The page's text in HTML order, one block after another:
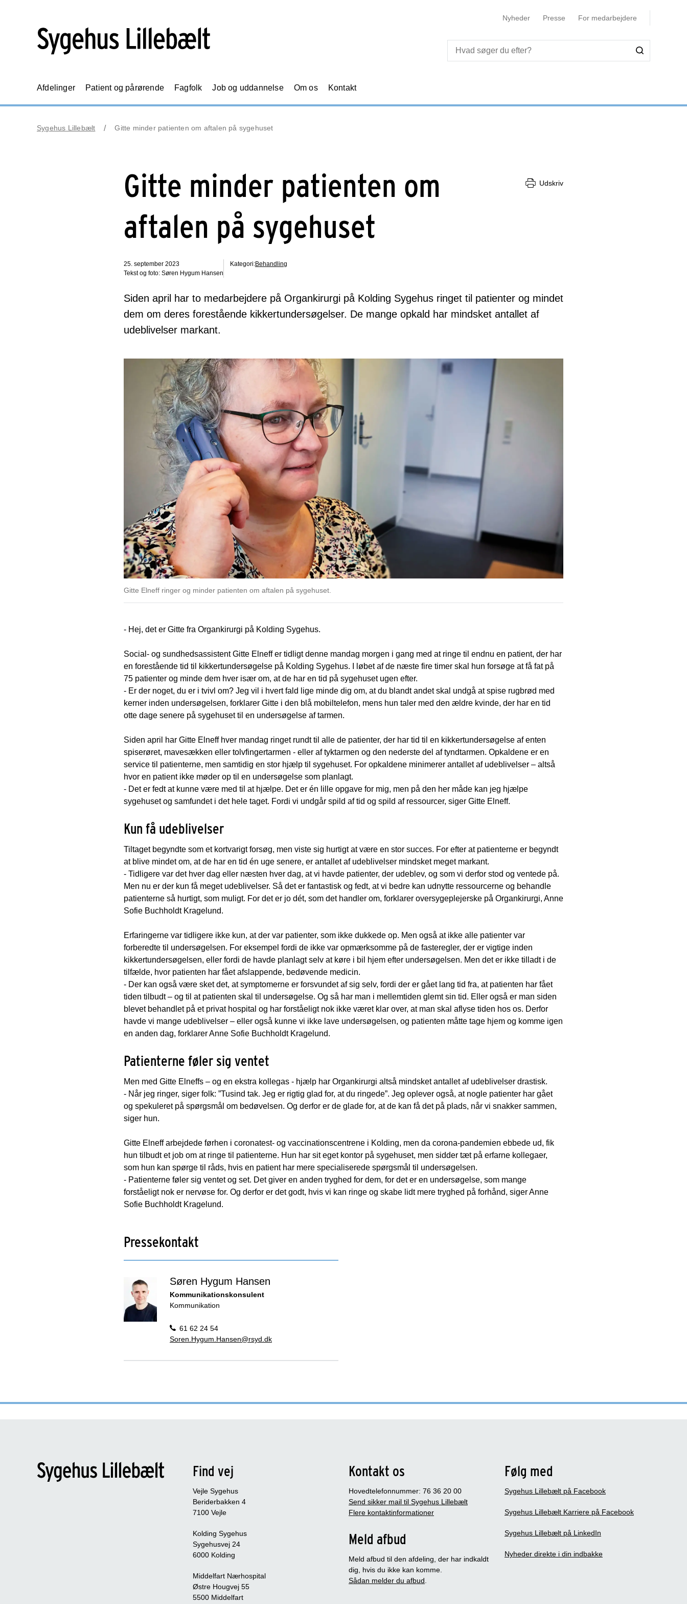
Nyheder Presse For medarbejdere
Afdelinger Patient og pårørende Fagfolk Job og uddannelse Om os Kontakt
Sygehus Lillebælt Gitte minder patienten om aftalen på sygehuset
Gitte minder patienten om
aftalen på sygehuset
Udskriv
25. september 2023
Tekst og foto: Søren Hygum Hansen
Kategori:Behandling
Siden april har to medarbejdere på Organkirurgi på Kolding Sygehus ringet til patienter og mindet
dem om deres forestående kikkertundersøgelser. De mange opkald har mindsket antallet af
udeblivelser markant.
Gitte Elneff ringer og minder patienten om aftalen på sygehuset.
- Hej, det er Gitte fra Organkirurgi på Kolding Sygehus.
Social- og sundhedsassistent Gitte Elneff er tidligt denne mandag morgen i gang med at ringe til endnu en patient, der har
en forestående tid til kikkertundersøgelse på Kolding Sygehus. I løbet af de næste fire timer skal hun forsøge at få fat på
75 patienter og minde dem hver især om, at de har en tid på sygehuset ugen efter.
- Er der noget, du er i tvivl om? Jeg vil i hvert fald lige minde dig om, at du blandt andet skal undgå at spise rugbrød med
kerner inden undersøgelsen, forklarer Gitte i den blå mobiltelefon, mens hun taler med den ældre kvinde, der har en tid
otte dage senere på sygehuset til en undersøgelse af tarmen.
Siden april har Gitte Elneff hver mandag ringet rundt til alle de patienter, der har tid til en kikkertundersøgelse af enten
spiserøret, mavesækken eller tolvfingertarmen - eller af tyktarmen og den nederste del af tyndtarmen. Opkaldene er en
service til patienterne, men samtidig en stor hjælp til sygehuset. For opkaldene minimerer antallet af udeblivelser – altså
hvor en patient ikke møder op til en undersøgelse som planlagt.
- Det er fedt at kunne være med til at hjælpe. Det er én lille opgave for mig, men på den her måde kan jeg hjælpe
sygehuset og samfundet i det hele taget. Fordi vi undgår spild af tid og spild af ressourcer, siger Gitte Elneff.
Kun få udeblivelser
Tiltaget begyndte som et kortvarigt forsøg, men viste sig hurtigt at være en stor succes. For efter at patienterne er begyndt
at blive mindet om, at de har en tid én uge senere, er antallet af udeblivelser mindsket meget markant.
- Tidligere var det hver dag eller næsten hver dag, at vi havde patienter, der udeblev, og som vi derfor stod og ventede på.
Men nu er der kun få meget udeblivelser. Så det er fantastisk og fedt, at vi bedre kan udnytte ressourcerne og behandle
patienterne så hurtigt, som muligt. For det er jo dét, som det handler om, forklarer oversygeplejerske på Organkirurgi, Anne
Sofie Buchholdt Kragelund.
Erfaringerne var tidligere ikke kun, at der var patienter, som ikke dukkede op. Men også at ikke alle patienter var
forberedte til undersøgelsen. For eksempel fordi de ikke var opmærksomme på de fasteregler, der er vigtige inden
kikkertundersøgelsen, eller fordi de havde planlagt selv at køre i bil hjem efter undersøgelsen. Men det er ikke tilladt i de
tilfælde, hvor patienten har fået afslappende, bedøvende medicin.
- Der kan også være sket det, at symptomerne er forsvundet af sig selv, fordi der er gået lang tid fra, at patienten har fået
tiden tilbudt – og til at patienten skal til undersøgelse. Og så har man i mellemtiden glemt sin tid. Eller også er man siden
blevet behandlet på et privat hospital og har forståeligt nok ikke været klar over, at man skal aflyse tiden hos os. Derfor
havde vi mange udeblivelser – eller også kunne vi ikke lave undersøgelsen, og patienten måtte tage hjem og komme igen
en anden dag, forklarer Anne Sofie Buchholdt Kragelund.
Patienterne føler sig ventet
Men med Gitte Elneffs – og en ekstra kollegas - hjælp har Organkirurgi altså mindsket antallet af udeblivelser drastisk.
- Når jeg ringer, siger folk: ”Tusind tak. Jeg er rigtig glad for, at du ringede”. Jeg oplever også, at nogle patienter har gået
og spekuleret på spørgsmål om bedøvelsen. Og derfor er de glade for, at de kan få det på plads, når vi snakker sammen,
siger hun.
Gitte Elneff arbejdede førhen i coronatest- og vaccinationscentrene i Kolding, men da corona-pandemien ebbede ud, fik
hun tilbudt et job om at ringe til patienterne. Hun har sit eget kontor på sygehuset, men sidder tæt på erfarne kollegaer,
som hun kan spørge til råds, hvis en patient har mere specialiserede spørgsmål til undersøgelsen.
- Patienterne føler sig ventet og set. Det giver en anden tryghed for dem, for det er en undersøgelse, som mange
forståeligt nok er nervøse for. Og derfor er det godt, hvis vi kan ringe og skabe lidt mere tryghed på forhånd, siger Anne
Sofie Buchholdt Kragelund.
Pressekontakt
Søren Hygum Hansen
Kommunikationskonsulent
Kommunikation
61 62 24 54
Soren.Hygum.Hansen@rsyd.dk
Find vej
Vejle Sygehus
Beriderbakken 4
7100 Vejle
Kolding Sygehus
Sygehusvej 24
6000 Kolding
Middelfart Nærhospital
Østre Hougvej 55
5500 Middelfart
Kontakt os
Hovedtelefonnummer: 76 36 20 00
Send sikker mail til Sygehus Lillebælt
Flere kontaktinformationer
Meld afbud
Meld afbud til den afdeling, der har indkaldt
dig, hvis du ikke kan komme.
Sådan melder du afbud
Følg med
Sygehus Lillebælt på Facebook
Sygehus Lillebælt Karriere på Facebook
Sygehus Lillebælt på LinkedIn
Nyheder direkte i din indbakke